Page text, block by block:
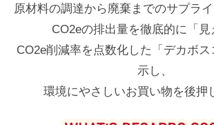
原材料の調達から廃棄までのサプラ
CO2eの排出量を徹底的に「見
CO2e削減率を点数化した「デカボ
示し、
環境にやさしいお買い物を後押